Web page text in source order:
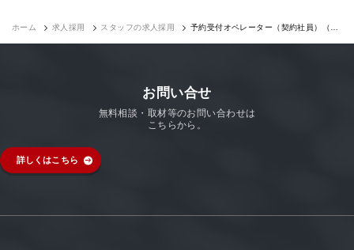
ホーム 求人採用 スタッフの求人採用
予約受付オペレーター（契約社員）（永
お問い合せ
無料相談・取材等のお問い合わせは
こちらから。
詳しくはこちら